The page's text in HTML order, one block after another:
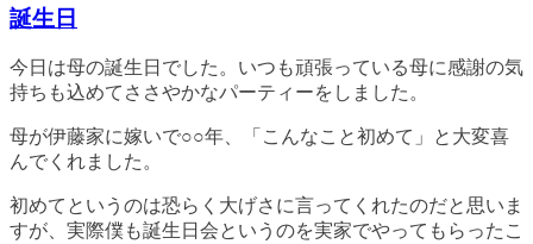
誕生日
今日は母の誕生日でした。いつも頑張っている母に感謝の気
持ちも込めてささやかなパーティーをしました。
母が伊藤家に嫁いで○○年、「こんなこと初めて」と大変喜
んでくれました。
初めてというのは恐らく大げさに言ってくれたのだと思いま
すが、実際僕も誕生日会というのを実家でやってもらったこ